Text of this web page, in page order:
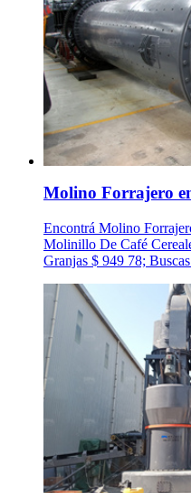
Molino Forrajero
Encontrá Molino
Molinillo De Café
Granjas $ 949 78;